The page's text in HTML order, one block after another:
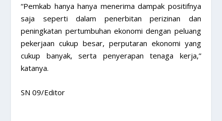
“Pemkab hanya hanya menerima dampak positifnya
saja seperti dalam penerbitan perizinan dan
peningkatan pertumbuhan ekonomi dengan peluang
pekerjaan cukup besar, perputaran ekonomi yang
cukup banyak, serta penyerapan tenaga kerja,”
katanya.
SN 09/Editor